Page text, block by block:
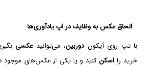
الحاق عکس به وظایف در اپ یادآوری‌ها
با تپ روی آیکوندوربین، می‌توانیدعکسی
خرید را اسکنکنید و یا یکی از عکس‌های موجود